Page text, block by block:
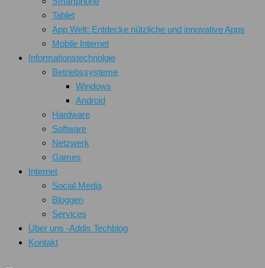
Tablet
App Welt: Entdecke nützliche und innovative Apps
Mobile Internet
Informationstechnolgie
Betriebssysteme
Windows
Android
Hardware
Software
Netzwerk
Games
Internet
Social Media
Bloggen
Services
Über uns -Addis Techblog
Kontakt